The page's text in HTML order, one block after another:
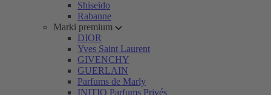
Shiseido
Rabanne
Marki premium
DIOR
Yves Saint Laurent
GIVENCHY
GUERLAIN
Parfums de Marly
INITIO Parfums Privés